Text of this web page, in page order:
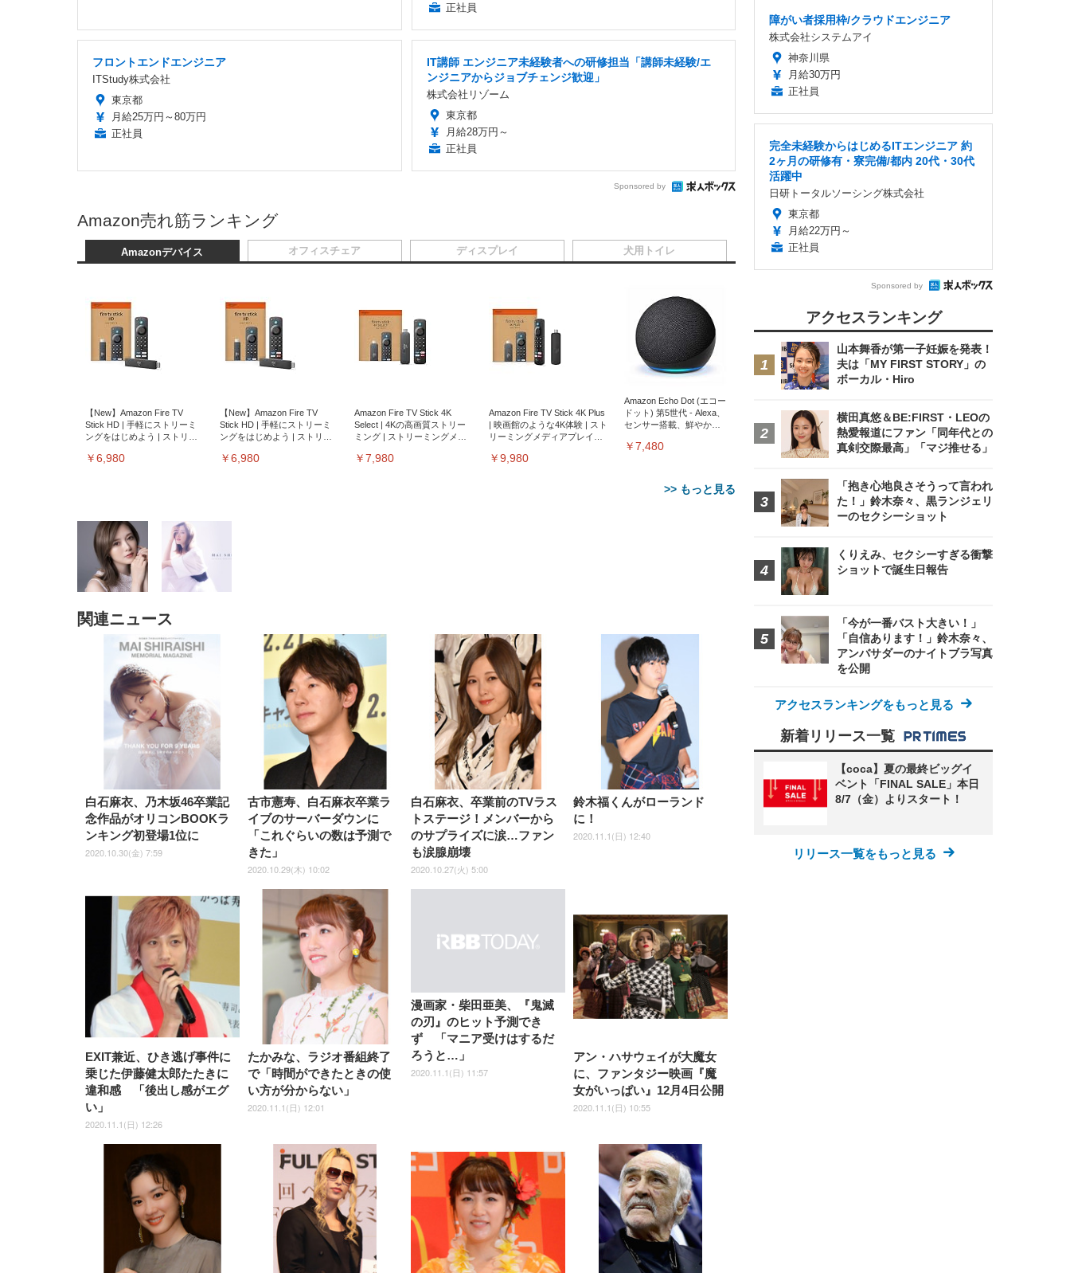
正社員
フロントエンドエンジニア
ITStudy株式会社
東京都
月給25万円～80万円
正社員
IT講師 エンジニア未経験者への研修担当「講師未経験/エ
ンジニアからジョブチェンジ歓迎」
株式会社リゾーム
東京都
月給28万円～
正社員
Sponsored by
Amazon売れ筋ランキング
Amazonデバイス
【New】Amazon Fire TV
Stick HD | 手軽にストリーミ
ングをはじめよう | ストリー
￥6,980
【New】Amazon Fire TV
Stick HD | 手軽にストリーミ
ングをはじめよう | ストリー
￥6,980
Amazon Fire TV Stick 4K
Select | 4Kの高画質ストリー
ミング | ストリーミングメデ
￥7,980
Amazon Fire TV Stick 4K Plus
| 映画館のような4K体験 | スト
リーミングメディアプレイヤ
￥9,980
Amazon Echo Dot (エコー
ドット) 第5世代 - Alexa、
センサー搭載、鮮やかな
￥7,480
>> もっと見る
オフィスチェア
[EdoErgo] オフィスチェア 椅
子 テレワーク 疲れない 跳ね
上げ式アームレスト コンパク
ト 約105度ロッキング pc 事務
椅子 360度回転 座面昇降 強化
ナイロン樹脂ベース 通気性メ
ッシュ 在宅ワーク H-
WY01(黒網+黒枠+黒足)
￥5,699
SIHOO B100 オフィスチェア
／デスクチェア メッシュチェ
ア 人間工学 疲れない ブラッ
Sezlife オフィスチェア デスク
チェア 疲れない テレワーク
チェア 強化バックレスト 30
度ロッキング機能 人間工学 椅
子 腰サポート 90度跳ね上げ
式アームレスト 3Dヘッドレス
ト ハンガー付き 高反発クッシ
ョン PCチェア 通気性メッシ
ュ ゲーミング/勉強/事務用 お
しゃれ パソコンチェア (ブラ
￥7,680
Sezlife オフィスチェア デスク
チェア 疲れない テレワーク
チェア 強化バックレスト 30度
ロッキング機能 人間工学 椅子
腰サポート 90度跳ね上げ式ア
ームレスト 3Dヘッドレスト
ハンガー付き 高反発クッショ
ン PCチェア 通気性メッシュ
ゲーミング/勉強/事務用 おし
ゃれ パソコンチェア (ホワイ
ト)
￥7,680
ANDWINT オフィスチェ
ア デスクチェア 肘なし メ
ッシュ 通気性 ランバーサ
ポート付き 腰サポート ガ
ス圧無段階昇降 360度回
転 キャスター付き コンパ
クト 幅52×奥行58.5×高さ
84～96cm テレワーク 在
宅勤務 ブラック
￥4,139
ディスプレイ
EIZO ビジネス向けプレミア
ムモニター | FlexScan
UHD・USB Type-C・ホワイ
￥105,595
EIZO ビジネス向けプレミア
ムモニター | FlexScan
EV2740X-WT | 27.0型4K
UHD・USB Type-C・ホワイ
￥109,572
【純正品】27"ゲーミングモ
ニター DualSense 充電フッ
ク付き（CFI-ZDM1J）
￥49,979
【整備済み品】Dell
E2724HS 27インチ 液晶モ
ニター フル
HD（1920×1080）VA 非光
沢 HDMI/DisplayPort/VGA
スピーカー内蔵 高さ調整 ス
イベル VESA対応
ComfortView ビジネス向け
￥15,800
【MiniLED/24.5inch/280Hz/FHD】
GRAPHT THE SHOOTER
Gaming Monitor 24” Essential ゲ
ーミングモニター QD 24.5インチ
1ms FHD 量子ドット 残像低減 (3
年保証 | 輝点保証 | 日本メーカー)
￥34,980
犬用トイレ
Amazonベーシック ペットシ
ーツ 薄型 レギュラー 1回使い
捨て 無香料 ホワイト 300枚
￥3,373
Amazonベーシック ペットシ
ーツ 厚型 ワイド 42枚x2袋(84
枚) ホワイト(吸収面:ライトブ
ネオ・ルーライフ ネオ・オム
ツ L 中型犬用 26枚入り 単品
￥1,800
Smart Basic(スマートベーシ
ック) 【Amazon.co.jp限定】
Smart Basic アイリスオーヤマ
ペットシーツ 超厚型 お徳用
ワイド 100枚入 (x 1) (ケース
販売)
￥3,670
アイリスオーヤマ ペット
シーツ 超厚型 お徳用 レギ
ュラー 200枚入
【Amazon.co.jp限定】
￥3,731
関連ニュース
白石麻衣、乃木坂46卒業記
念作品がオリコンBOOKラ
ンキング初登場1位に
2020.10.30(金) 7:59
古市憲寿、白石麻衣卒業ラ
イブのサーバーダウンに
「これぐらいの数は予測で
きた」
2020.10.29(木) 10:02
白石麻衣、卒業前のTVラス
トステージ！メンバーから
のサプライズに涙…ファン
も涙腺崩壊
2020.10.27(火) 5:00
鈴木福くんがローランド
に！
2020.11.1(日) 12:40
EXIT兼近、ひき逃げ事件に
乗じた伊藤健太郎たたきに
違和感 「後出し感がエグ
い」
2020.11.1(日) 12:26
たかみな、ラジオ番組終了
で「時間ができたときの使
い方が分からない」
2020.11.1(日) 12:01
漫画家・柴田亜美、『鬼滅
の刃』のヒット予測でき
ず 「マニア受けはするだ
ろうと…」
2020.11.1(日) 11:57
アン・ハサウェイが大魔女
に、ファンタジー映画『魔
女がいっぱい』12月4日公開
2020.11.1(日) 10:55
障がい者採用枠/クラウドエンジニア
株式会社システムアイ
神奈川県
月給30万円
正社員
完全未経験からはじめるITエンジニア 約
2ヶ月の研修有・寮完備/都内 20代・30代
活躍中
日研トータルソーシング株式会社
東京都
月給22万円～
正社員
Sponsored by
アクセスランキング
山本舞香が第一子妊娠を発表！
夫は「MY FIRST STORY」の
ボーカル・Hiro
横田真悠＆BE:FIRST・LEOの
熱愛報道にファン「同年代との
真剣交際最高」「マジ推せる」
「抱き心地良さそうって言われ
た！」鈴木奈々、黒ランジェリ
ーのセクシーショット
くりえみ、セクシーすぎる衝撃
ショットで誕生日報告
「今が一番バスト大きい！」
「自信あります！」鈴木奈々、
アンバサダーのナイトブラ写真
を公開
アクセスランキングをもっと見る
新着リリース一覧
【coca】夏の最終ビッグイ
ベント「FINAL SALE」本日
8/7（金）よりスタート！
リリース一覧をもっと見る